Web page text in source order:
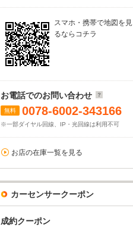
スマホ・携帯で地図を見
るならコチラ
お電話でのお問い合わせ
無料 0078-6002-343166
※一部ダイヤル回線、IP・光回線は利用不可
お店の在庫一覧を見る
カーセンサークーポン
成約クーポン